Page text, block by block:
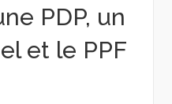
PDP, un
et le PPF